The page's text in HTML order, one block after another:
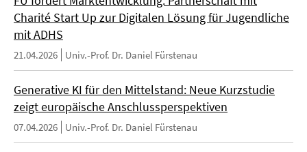
Charité Start Up zur Digitalen Lösung für Jugendliche
mit ADHS
21.04.2026 Univ.-Prof. Dr. Daniel Fürstenau
Generative KI für den Mittelstand: Neue Kurzstudie
zeigt europäische Anschlussperspektiven
07.04.2026 Univ.-Prof. Dr. Daniel Fürstenau